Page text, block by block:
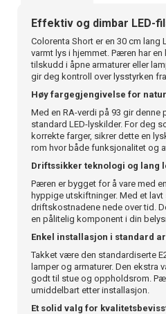
Effektiv og dimbar LED-
Colorenta Short er en 30 cm
varmt lys i hjemmet. Pæren har
tilskudd i åpne armaturer eller
gir deg kontroll over lysstyrken
Høy fargegjengivelse for
Med en RA-verdi på 93 gir
standard LED-lyskilder. For deg
korrekte farger, sikrer dette en
rom hvor både funksjonalitet og
Driftssikker teknologi og lang
Pæren er bygget for å vare med
hyppige utskiftninger. Med et
driftskostnadene nede over tid.
en pålitelig komponent i din
Enkel installasjon i standard
Takket være den standardiserte
lamper og armaturer. Den ekstra
godt til stue og oppholdsrom.
umiddelbart etter installasjon.
Et solid valg for